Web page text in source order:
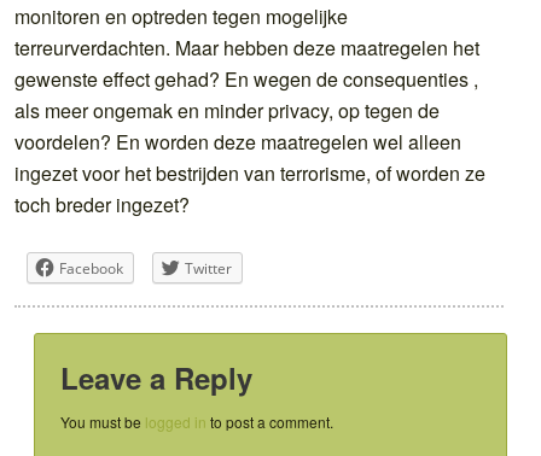
monitoren en optreden tegen mogelijke
terreurverdachten. Maar hebben deze maatregelen het
gewenste effect gehad? En wegen de consequenties ,
als meer ongemak en minder privacy, op tegen de
voordelen? En worden deze maatregelen wel alleen
ingezet voor het bestrijden van terrorisme, of worden ze
toch breder ingezet?
Facebook Twitter
Leave a Reply
You must be logged in to post a comment.